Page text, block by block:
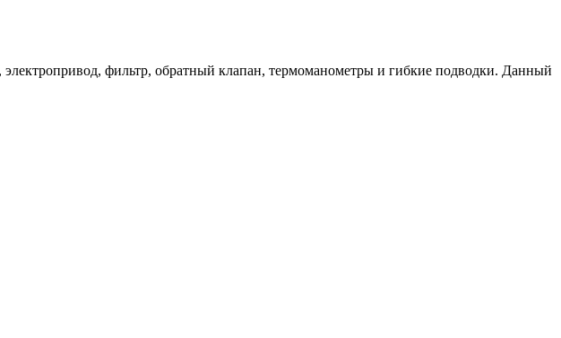
фильтр, обратный клапан, термоманометры и гибкие подводки. Данный